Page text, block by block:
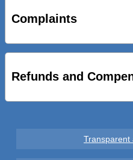
AL VIA SERVIZIO DI BIKE
VAIMOO PER UTENTI FAL
Complaints
Refunds and
Transparent